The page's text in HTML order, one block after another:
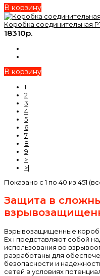
В корзину
Коробка соединительная
18310р.
В корзину
1
2
3
4
5
6
7
8
9
>
>|
Показано с 1 по 40 из 451
Защита в
Взрывозащищенные
Ex i представляют собой
использования во
разработаны для
безопасности и
сетей в условиях